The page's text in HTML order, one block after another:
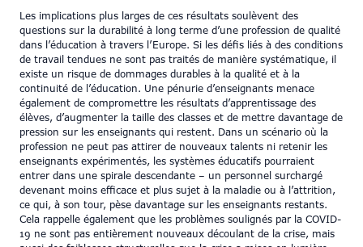
Les implications plus larges de ces résultats soulèvent des
questions sur la durabilité à long terme d’une profession de qualité
dans l’éducation à travers l’Europe. Si les défis liés à des conditions
de travail tendues ne sont pas traités de manière systématique, il
existe un risque de dommages durables à la qualité et à la
continuité de l’éducation. Une pénurie d’enseignants menace
également de compromettre les résultats d’apprentissage des
élèves, d’augmenter la taille des classes et de mettre davantage de
pression sur les enseignants qui restent. Dans un scénario où la
profession ne peut pas attirer de nouveaux talents ni retenir les
enseignants expérimentés, les systèmes éducatifs pourraient
entrer dans une spirale descendante – un personnel surchargé
devenant moins efficace et plus sujet à la maladie ou à l’attrition,
ce qui, à son tour, pèse davantage sur les enseignants restants.
Cela rappelle également que les problèmes soulignés par la COVID-
19 ne sont pas entièrement nouveaux découlant de la crise, mais